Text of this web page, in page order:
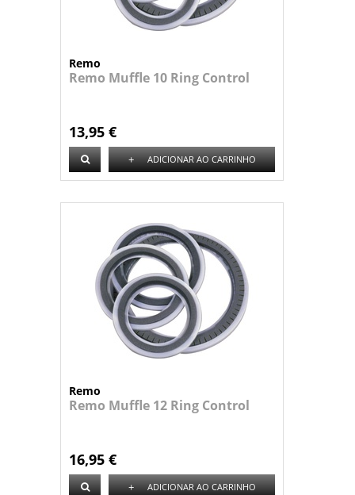
Remo
Remo Muffle 10 Ring Control
13,95 €
+ ADICIONAR AO CARRINHO
Remo
Remo Muffle 12 Ring Control
16,95 €
+ ADICIONAR AO CARRINHO